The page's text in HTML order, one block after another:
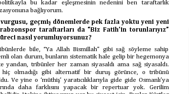
bu kadar eşleşmesinin nedenini ben taraftarlık
bağlıyorum.
geçmiş dönemlerde pek fazla yoktu yeni yeni
taraftarları da “Biz Fatih’in torunlarıyız”
nasıl yorumluyorsunuz?
bile, “Ya Allah Bismillah” gibi sağ söyleme sahip
olan durum, bunların sistematik hale gelip bir hegemonya
yandan, tribünler her zaman siyasaldı ama sağ siyasaldı.
olmadığı gibi alternatif bir duruş görünce, o tribünü
Ve yine o ‘müthiş’ yaratıcılıklarıyla gide gide Osmanlı’ya
daha farklısını yapacak bir repertuar yok. Gerilim